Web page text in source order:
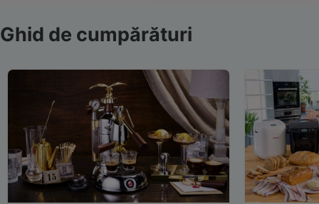
Ghid de cumpărături